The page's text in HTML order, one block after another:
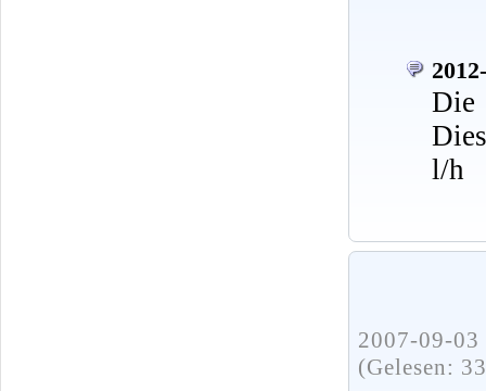
Die
l/h
2007-09-
(Gelesen: